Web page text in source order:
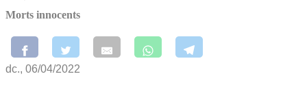
Morts innocents
dc., 06/04/2022